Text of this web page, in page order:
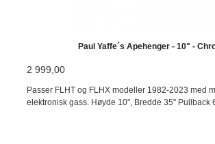
Paul Yaffe´s Apehenger - 10" -
2 999,00
Passer FLHT og FLHX modeller 1982-2023 med
elektronisk gass. Høyde 10", Bredde 35" Pullback